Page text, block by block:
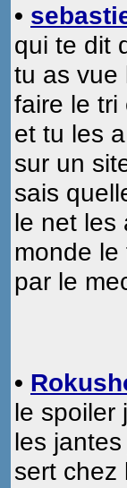
•
qui te dit
tu as vue
faire le tri
et tu les
sur un
sais
le net les
monde
par le
•
le spoiler
les
sert chez